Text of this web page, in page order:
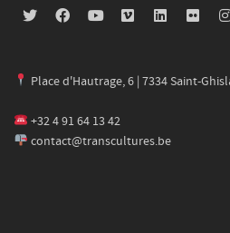
Place d'Hautrage, 6 | 7334 Saint-
+32 4 91 64 13 42
contact@transcultures.be